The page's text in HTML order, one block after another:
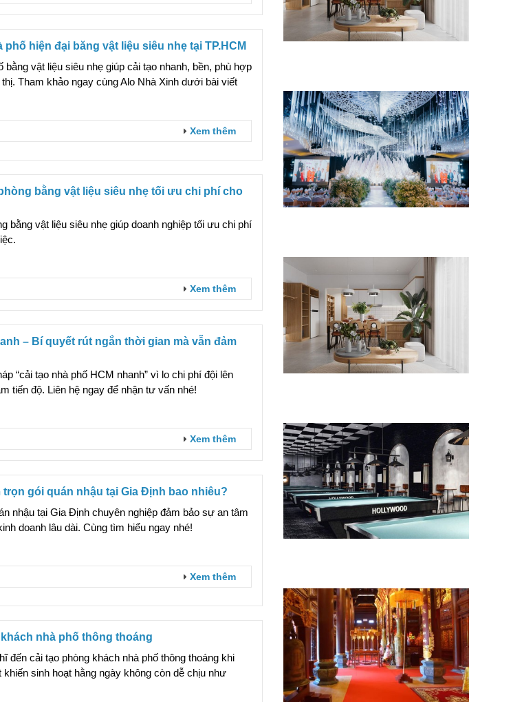
hiện đại băng vật liệu siêu nhẹ tại TP.HCM
vật liệu siêu nhẹ giúp cải tạo nhanh, bền, phù hợp
Tham khảo ngay cùng Alo Nhà Xinh dưới bài viết
Xem thêm
bằng vật liệu siêu nhẹ tối ưu chi phí cho
bằng vật liệu siêu nhẹ giúp doanh nghiệp tối ưu chi phí
Xem thêm
– Bí quyết rút ngắn thời gian mà vẫn đảm
“cải tạo nhà phố HCM nhanh” vì lo chi phí đội lên
tiến độ. Liên hệ ngay để nhận tư vấn nhé!
Xem thêm
trọn gói quán nhậu tại Gia Định bao nhiêu?
nhậu tại Gia Định chuyên nghiệp đảm bảo sự an tâm
doanh lâu dài. Cùng tìm hiểu ngay nhé!
Xem thêm
nhà phố thông thoáng
đến cải tạo phòng khách nhà phố thông thoáng khi
sinh hoạt hằng ngày không còn dễ chịu như